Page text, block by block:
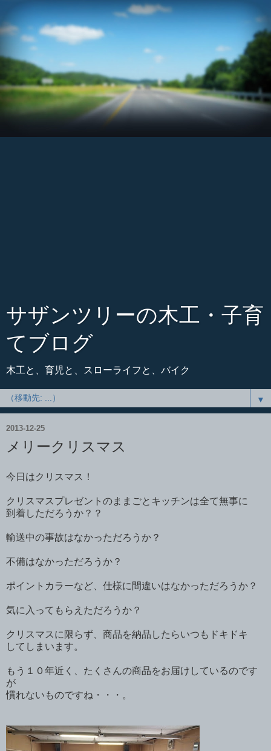
サザンツリーの木工・子育
てブログ
木工と、育児と、スローライフと、バイク
▼
2013-12-25
メリークリスマス
今日はクリスマス！
クリスマスプレゼントのままごとキッチンは全て無事に
到着しただろうか？？
輸送中の事故はなかっただろうか？
不備はなかっただろうか？
ポイントカラーなど、仕様に間違いはなかっただろうか？
気に入ってもらえただろうか？
クリスマスに限らず、商品を納品したらいつもドキドキ
してしまいます。
もう１０年近く、たくさんの商品をお届けしているのです
が
慣れないものですね・・・。